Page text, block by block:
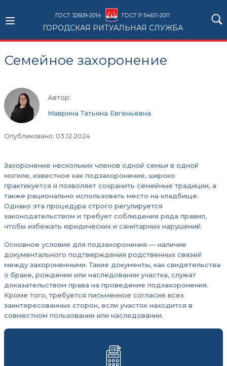
ГОСТ 32609-2014 ГОСТ Р 54611-2011
ГОРОДСКАЯ РИТУАЛЬНАЯ СЛУЖБА
Семейное захоронение
Автор:
Маврина Татьяна Евгеньевна
Опубликовано: 03.12.2024
Захоронение нескольких членов одной семьи в одной
могиле, известное как подзахоронение, широко
практикуется и позволяет сохранить семейные традиции, а
также рационально использовать место на кладбище.
Однако эта процедура строго регулируется
законодательством и требует соблюдения ряда правил,
чтобы избежать юридических и санитарных нарушений.
Основное условие для подзахоронения — наличие
документального подтверждения родственных связей
между захороненными. Такие документы, как свидетельства
о браке, рождении или наследовании участка, служат
доказательством права на проведение подзахоронения.
Кроме того, требуется письменное согласие всех
заинтересованных сторон, если участок находится в
совместном пользовании или наследовании.